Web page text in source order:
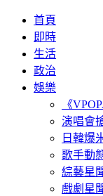
首頁
即時
生活
政治
娛樂
《
演唱會
日韓爆
歌手動
綜藝星
戲劇星